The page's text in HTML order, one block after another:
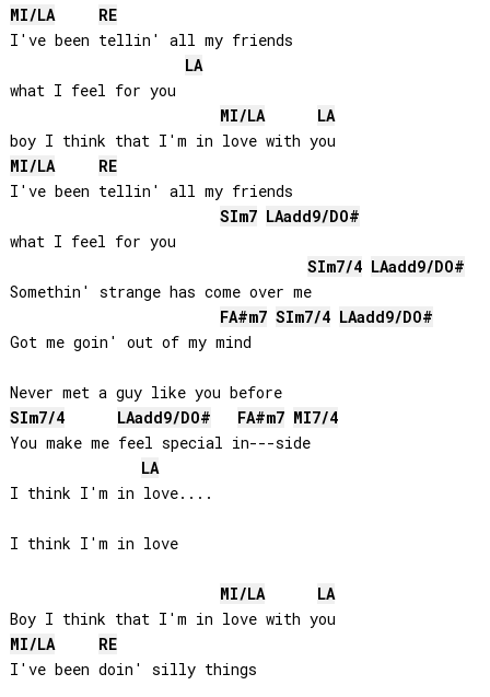
MI/LA
RE
I've been tellin' all my friends
LA
what I feel for you
MI/LA
LA
MI/LA
RE
I've been tellin' all my friends
SIm7 LAadd9/DO#
what I feel for you
SIm7/4 LAadd9/DO#
Somethin' strange has come over me
FA#m7 SIm7/4 LAadd9/DO#
Got me goin' out of my mind
Never met a guy like you before
SIm7/4 LAadd9/DO# FA#m7 MI7/4
You make me feel special in---side
LA
I think I'm in love....
I think I'm in love
MI/LA
LA
MI/LA
RE
I've been doin' silly things